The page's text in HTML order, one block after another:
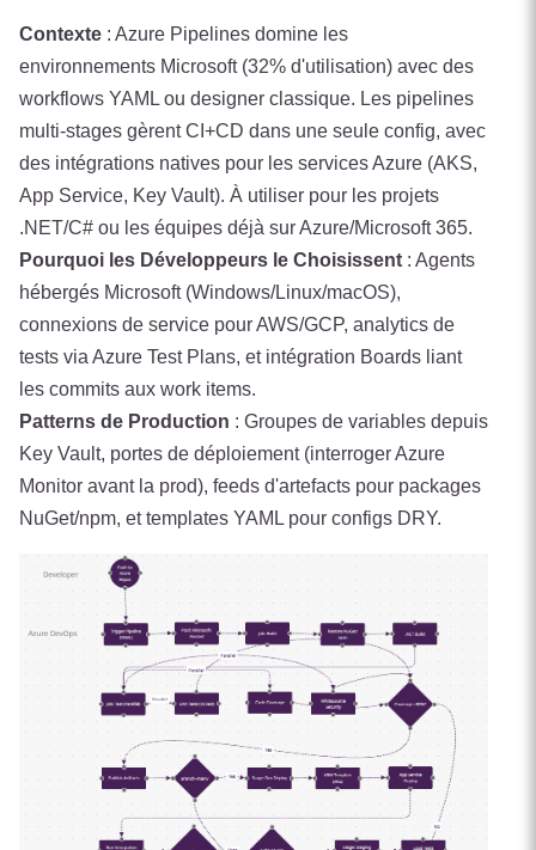
Contexte : Azure Pipelines domine les
environnements Microsoft (32% d'utilisation) avec des
workflows YAML ou designer classique. Les pipelines
multi-stages gèrent CI+CD dans une seule config, avec
des intégrations natives pour les services Azure (AKS,
App Service, Key Vault). À utiliser pour les projets
.NET/C# ou les équipes déjà sur Azure/Microsoft 365.
Pourquoi les Développeurs le Choisissent : Agents
hébergés Microsoft (Windows/Linux/macOS),
connexions de service pour AWS/GCP, analytics de
tests via Azure Test Plans, et intégration Boards liant
les commits aux work items.
Patterns de Production : Groupes de variables depuis
Key Vault, portes de déploiement (interroger Azure
Monitor avant la prod), feeds d'artefacts pour packages
NuGet/npm, et templates YAML pour configs DRY.